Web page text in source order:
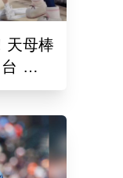
天母棒
北彩
不輸